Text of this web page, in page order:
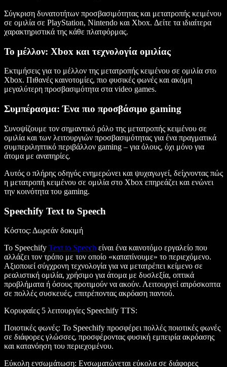
Σύγκριση δυνατοτήτων προσβασιμότητας και μετατροπής κειμένου
σε ομιλία σε PlayStation, Nintendo και Xbox. Δείτε τα ιδιαίτερα
χαρακτηριστικά της κάθε πλατφόρμας.
Το μέλλον: Xbox και τεχνολογία ομιλίας
Εκτιμήσεις για το μέλλον της μετατροπής κειμένου σε ομιλία στο
Xbox. Πιθανές καινοτομίες, πιο φυσικές φωνές και ακόμη
μεγαλύτερη προσβασιμότητα στα video games.
Συμπέρασμα: Ένα πιο προσβάσιμο gaming
Συνοψίζουμε τον σημαντικό ρόλο της μετατροπής κειμένου σε
ομιλία και των λειτουργιών προσβασιμότητας για ένα πραγματικά
συμπεριληπτικό περιβάλλον gaming – για όλους, όχι μόνο για
άτομα με αναπηρίες.
Αυτός ο πλήρης οδηγός ενημερώνει και ψυχαγωγεί, δείχνοντας πώς
η μετατροπή κειμένου σε ομιλία στο Xbox επηρεάζει και ενώνει
την κοινότητα του gaming.
Speechify Text to Speech
Κόστος: Δωρεάν δοκιμή
Το Speechify Text to Speech είναι ένα καινοτόμο εργαλείο που
αλλάζει τον τρόπο με τον οποίο «καταπίνουμε» το περιεχόμενο.
Αξιοποιεί σύγχρονη τεχνολογία για να μετατρέπει κείμενο σε
ρεαλιστική ομιλία, χρήσιμο για άτομα με δυσλεξία, οπτικά
προβλήματα ή όσους προτιμούν να ακούν. Λειτουργεί απρόσκοπτα
σε πολλές συσκευές, επιτρέποντας ακρόαση παντού.
Κορυφαίες 5 λειτουργίες Speechify TTS:
Ποιοτικές φωνές: Το Speechify προσφέρει πολλές ποιοτικές φωνές
σε διάφορες γλώσσες, προσφέροντας φυσική εμπειρία ακρόασης
και κατανόηση του περιεχομένου.
Εύκολη ενσωμάτωση: Ενσωματώνεται εύκολα σε διάφορες